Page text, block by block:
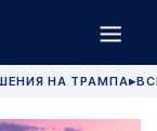
НА ТРАМПА▶